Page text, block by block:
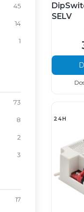
45
14
1
73
8
2
3
17
SELV
24H